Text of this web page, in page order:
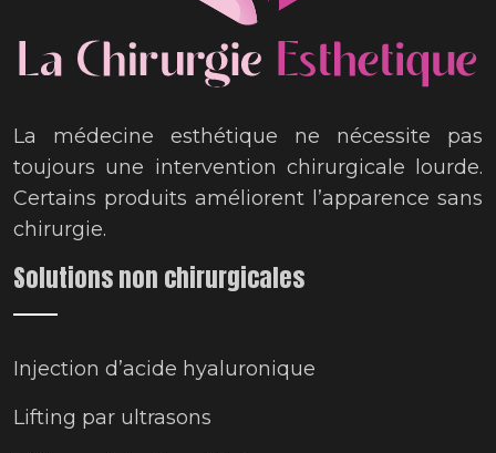
La médecine esthétique ne nécessite pas
toujours une intervention chirurgicale lourde.
Certains produits améliorent l’apparence sans
chirurgie.
Solutions non chirurgicales
Injection d’acide hyaluronique
Lifting par ultrasons